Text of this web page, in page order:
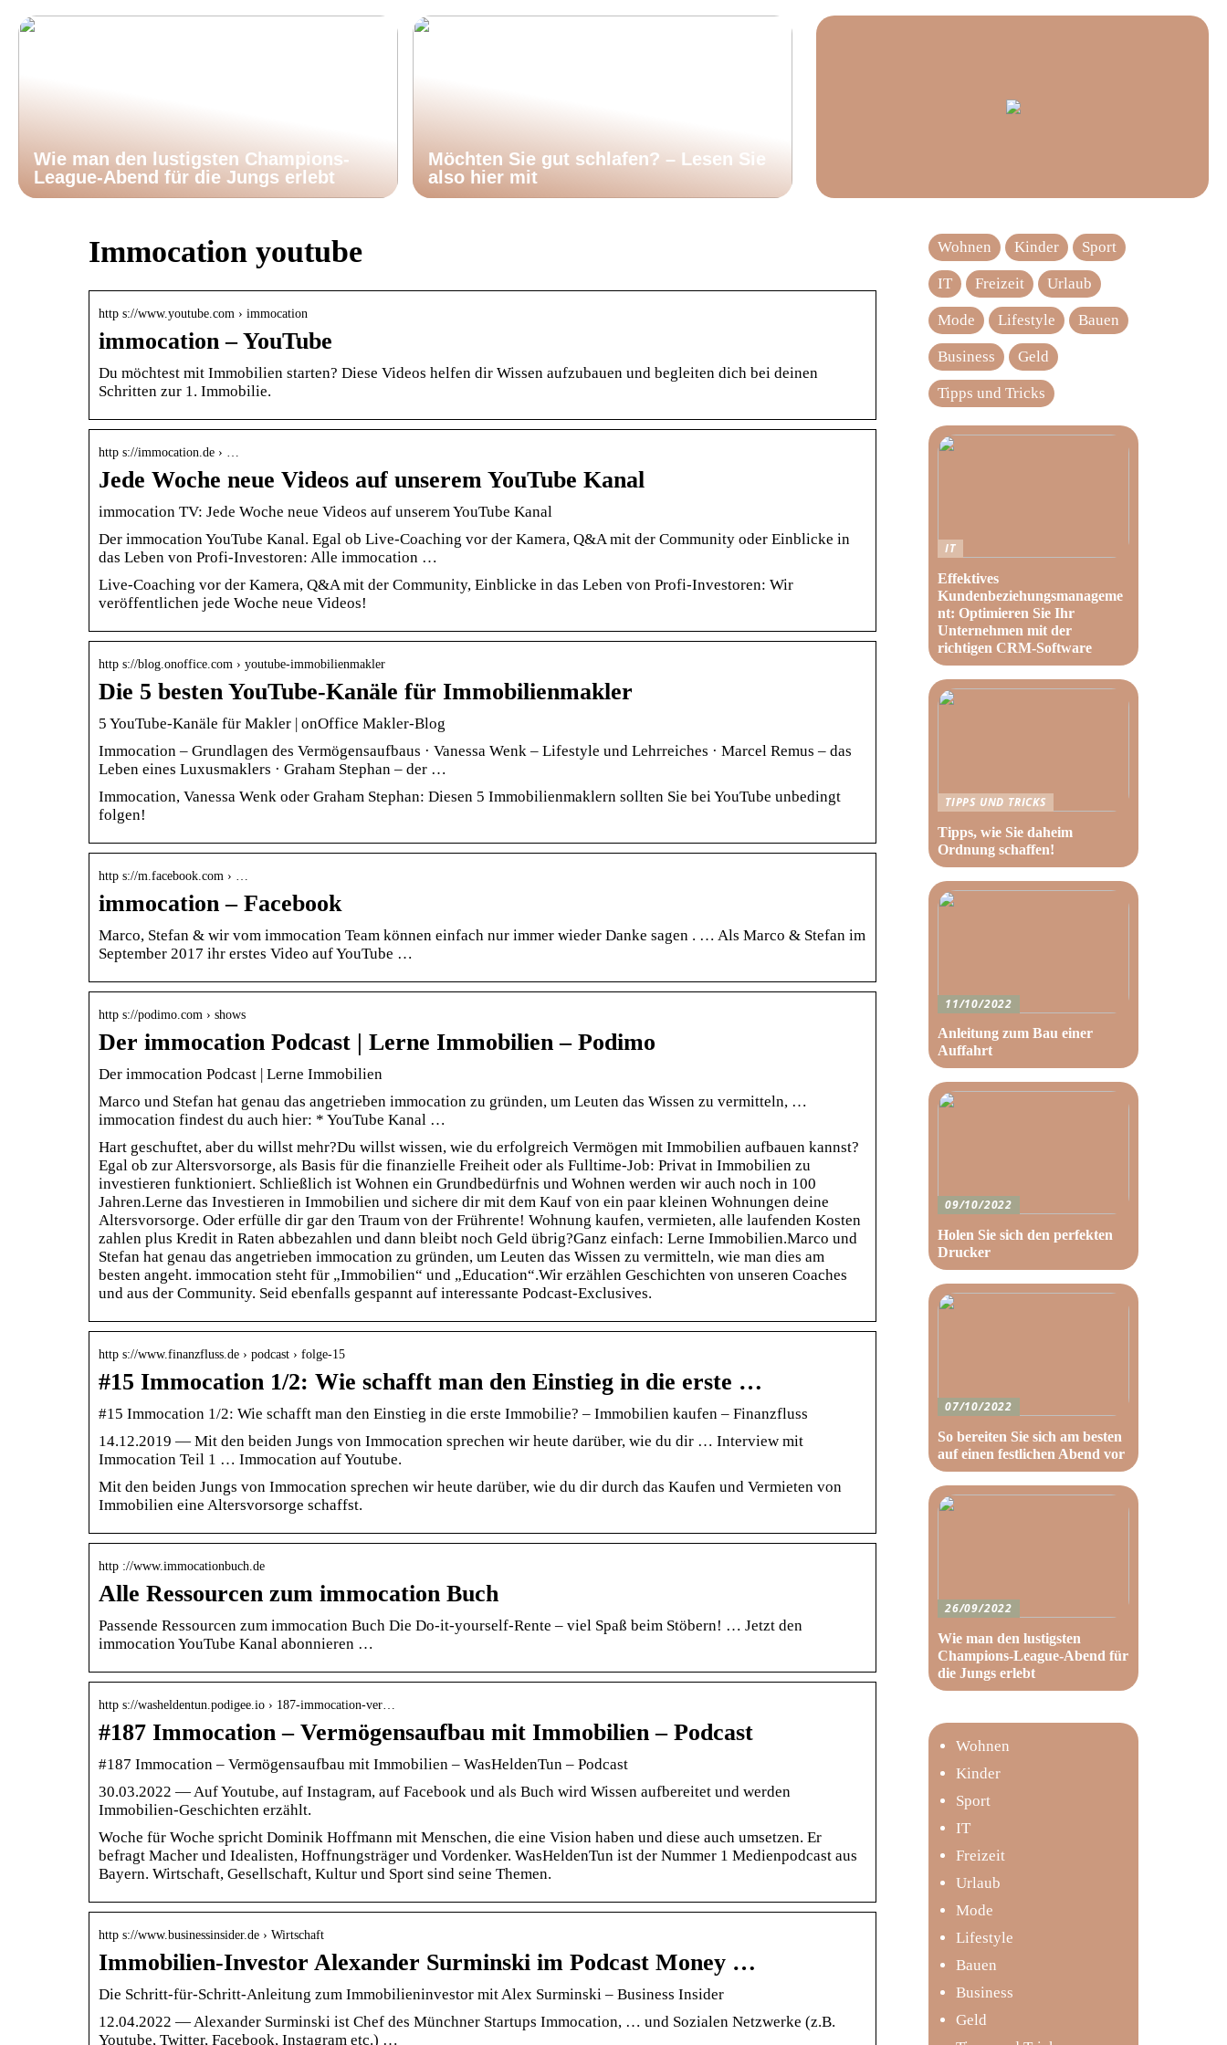
Wie man den lustigsten Champions-
League-Abend für die Jungs erlebt
Möchten Sie gut schlafen? – Lesen Sie
also hier mit
Immocation youtube
http s://www.youtube.com › immocation
immocation – YouTube
Du möchtest mit Immobilien starten? Diese Videos helfen dir Wissen aufzubauen und begleiten dich bei deinen
Schritten zur 1. Immobilie.
http s://immocation.de › …
Jede Woche neue Videos auf unserem YouTube Kanal
immocation TV: Jede Woche neue Videos auf unserem YouTube Kanal
Der immocation YouTube Kanal. Egal ob Live-Coaching vor der Kamera, Q&A mit der Community oder Einblicke in
das Leben von Profi-Investoren: Alle immocation …
Live-Coaching vor der Kamera, Q&A mit der Community, Einblicke in das Leben von Profi-Investoren: Wir
veröffentlichen jede Woche neue Videos!
http s://blog.onoffice.com › youtube-immobilienmakler
Die 5 besten YouTube-Kanäle für Immobilienmakler
5 YouTube-Kanäle für Makler | onOffice Makler-Blog
Immocation – Grundlagen des Vermögensaufbaus · Vanessa Wenk – Lifestyle und Lehrreiches · Marcel Remus – das
Leben eines Luxusmaklers · Graham Stephan – der …
Immocation, Vanessa Wenk oder Graham Stephan: Diesen 5 Immobilienmaklern sollten Sie bei YouTube unbedingt
folgen!
http s://m.facebook.com › …
immocation – Facebook
Marco, Stefan & wir vom immocation Team können einfach nur immer wieder Danke sagen . … Als Marco & Stefan im
September 2017 ihr erstes Video auf YouTube …
http s://podimo.com › shows
Der immocation Podcast | Lerne Immobilien – Podimo
Der immocation Podcast | Lerne Immobilien
Marco und Stefan hat genau das angetrieben immocation zu gründen, um Leuten das Wissen zu vermitteln, …
immocation findest du auch hier: * YouTube Kanal …
Hart geschuftet, aber du willst mehr?Du willst wissen, wie du erfolgreich Vermögen mit Immobilien aufbauen kannst?
Egal ob zur Altersvorsorge, als Basis für die finanzielle Freiheit oder als Fulltime-Job: Privat in Immobilien zu
investieren funktioniert. Schließlich ist Wohnen ein Grundbedürfnis und Wohnen werden wir auch noch in 100
Jahren.Lerne das Investieren in Immobilien und sichere dir mit dem Kauf von ein paar kleinen Wohnungen deine
Altersvorsorge. Oder erfülle dir gar den Traum von der Frührente! Wohnung kaufen, vermieten, alle laufenden Kosten
zahlen plus Kredit in Raten abbezahlen und dann bleibt noch Geld übrig?Ganz einfach: Lerne Immobilien.Marco und
Stefan hat genau das angetrieben immocation zu gründen, um Leuten das Wissen zu vermitteln, wie man dies am
besten angeht. immocation steht für „Immobilien“ und „Education“.Wir erzählen Geschichten von unseren Coaches
und aus der Community. Seid ebenfalls gespannt auf interessante Podcast-Exclusives.
http s://www.finanzfluss.de › podcast › folge-15
#15 Immocation 1/2: Wie schafft man den Einstieg in die erste …
#15 Immocation 1/2: Wie schafft man den Einstieg in die erste Immobilie? – Immobilien kaufen – Finanzfluss
14.12.2019 — Mit den beiden Jungs von Immocation sprechen wir heute darüber, wie du dir … Interview mit
Immocation Teil 1 … Immocation auf Youtube.
Mit den beiden Jungs von Immocation sprechen wir heute darüber, wie du dir durch das Kaufen und Vermieten von
Immobilien eine Altersvorsorge schaffst.
http ://www.immocationbuch.de
Alle Ressourcen zum immocation Buch
Passende Ressourcen zum immocation Buch Die Do-it-yourself-Rente – viel Spaß beim Stöbern! … Jetzt den
immocation YouTube Kanal abonnieren …
http s://washeldentun.podigee.io › 187-immocation-ver…
#187 Immocation – Vermögensaufbau mit Immobilien – Podcast
#187 Immocation – Vermögensaufbau mit Immobilien – WasHeldenTun – Podcast
30.03.2022 — Auf Youtube, auf Instagram, auf Facebook und als Buch wird Wissen aufbereitet und werden
Immobilien-Geschichten erzählt.
Woche für Woche spricht Dominik Hoffmann mit Menschen, die eine Vision haben und diese auch umsetzen. Er
befragt Macher und Idealisten, Hoffnungsträger und Vordenker. WasHeldenTun ist der Nummer 1 Medienpodcast aus
Bayern. Wirtschaft, Gesellschaft, Kultur und Sport sind seine Themen.
http s://www.businessinsider.de › Wirtschaft
Immobilien-Investor Alexander Surminski im Podcast Money …
Die Schritt-für-Schritt-Anleitung zum Immobilieninvestor mit Alex Surminski – Business Insider
12.04.2022 — Alexander Surminski ist Chef des Münchner Startups Immocation, … und Sozialen Netzwerke (z.B.
Youtube, Twitter, Facebook, Instagram etc.) …
Wohnen Kinder Sport
IT Freizeit Urlaub
Mode Lifestyle Bauen
Business Geld
Tipps und Tricks
IT
Effektives
Kundenbeziehungsmanageme
nt: Optimieren Sie Ihr
Unternehmen mit der
richtigen CRM-Software
TIPPS UND TRICKS
Tipps, wie Sie daheim
Ordnung schaffen!
11/10/2022
Anleitung zum Bau einer
Auffahrt
09/10/2022
Holen Sie sich den perfekten
Drucker
07/10/2022
So bereiten Sie sich am besten
auf einen festlichen Abend vor
26/09/2022
Wie man den lustigsten
Champions-League-Abend für
die Jungs erlebt
Wohnen
Kinder
Sport
IT
Freizeit
Urlaub
Mode
Lifestyle
Bauen
Business
Geld